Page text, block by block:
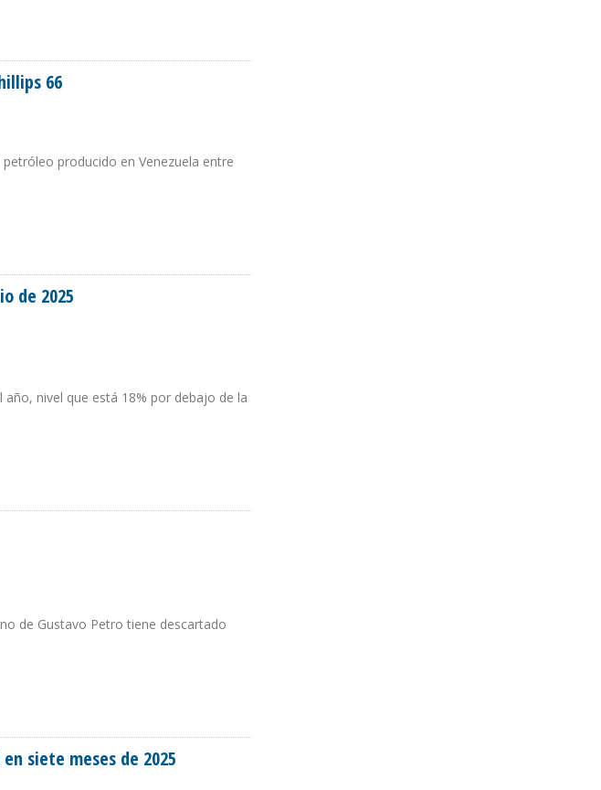
66
producido en Venezuela entre
de 2025
nivel que está 18% por debajo de la
de Gustavo Petro tiene descartado
siete meses de 2025